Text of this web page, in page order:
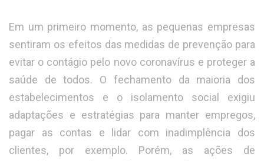
Em um primeiro momento, as pequenas empresas
sentiram os efeitos das medidas de prevenção para
evitar o contágio pelo novo coronavírus e proteger a
saúde de todos. O fechamento da maioria dos
estabelecimentos e o isolamento social exigiu
adaptações e estratégias para manter empregos,
pagar as contas e lidar com inadimplência dos
clientes, por exemplo. Porém, as ações de